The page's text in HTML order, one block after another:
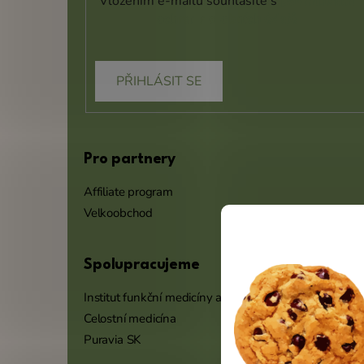
PŘIHLÁSIT SE
Pro partnery
Affiliate program
Velkoobchod
Spolupracujeme
Institut funkční medicíny a výživy
Celostní medicína
Puravia SK